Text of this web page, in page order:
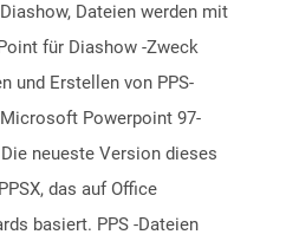
Dateien werden mit
für Diashow -Zweck
und Erstellen von PPS-
Powerpoint 97-
neueste Version dieses
das auf Office
basiert. PPS -Dateien